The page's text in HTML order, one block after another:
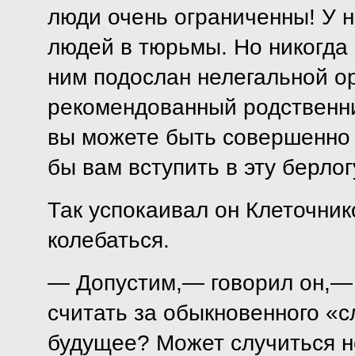
люди очень ограниченны! У
людей в тюрьмы. Но никогда
ним подослан нелегальной
рекомендованный
вы можете быть
бы вам вступить в эту
Так успокаивал он
колебаться.
— Допустим,— говорил он,—
считать за обыкновенного
будущее? Может случиться